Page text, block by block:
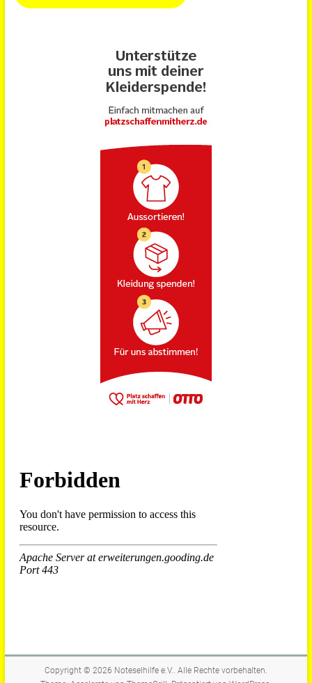
Copyright © 2026 Noteselhilfe e.V.. Alle Rechte vorbehalten.